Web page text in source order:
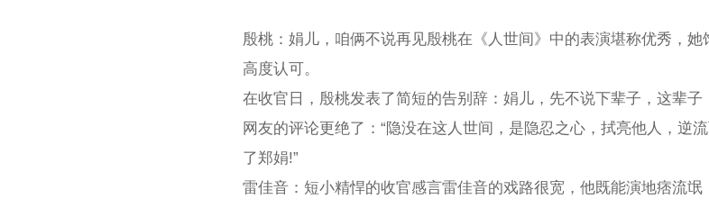
殷桃：娟儿，咱俩不说再见殷桃在《人世间》中的表演堪称优秀，
高度认可。
在收官日，殷桃发表了简短的告别辞：娟儿，先不说下辈子，这辈子
网友的评论更绝了：“隐没在这人世间，是隐忍之心，拭亮他人，逆
了郑娟!”
雷佳音：短小精悍的收官感言雷佳音的戏路很宽，他既能演地痞流